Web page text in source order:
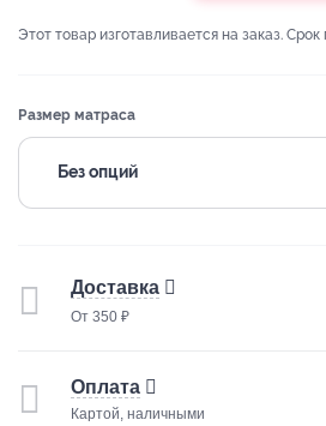
Этот товар изготавливается на заказ.
Размер матраса
Без опций
Доставка
От 350 ₽
Оплата
Картой, наличными